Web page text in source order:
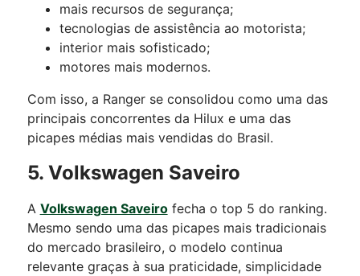
mais recursos de segurança;
tecnologias de assistência ao motorista;
interior mais sofisticado;
motores mais modernos.
Com isso, a Ranger se consolidou como uma das
principais concorrentes da Hilux e uma das
picapes médias mais vendidas do Brasil.
5. Volkswagen Saveiro
A Volkswagen Saveirofecha o top 5 do ranking.
Mesmo sendo uma das picapes mais tradicionais
do mercado brasileiro, o modelo continua
relevante graças à sua praticidade, simplicidade